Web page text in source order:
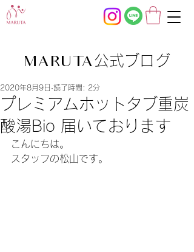
MARUTA公式ブログ
プレミアムホットタブ重炭
酸湯Bio 届いております
2020年8月9日 読了時間: 2分
こんにちは。
スタッフの松山です。